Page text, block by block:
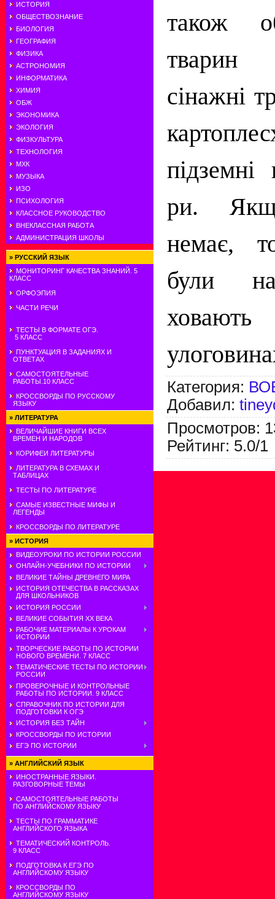
ИСТОРИЯ
ОБЩЕСТВОЗНАНИЕ
БИОЛОГИЯ
ГЕОГРАФИЯ
ФИЗИКА
АСТРОНОМИЯ
ИНФОРМАТИКА
ХИМИЯ
ОБЖ
ЭКОНОМИКА
ЭКОЛОГИЯ
ФИЗКУЛЬТУРА
ТЕХНОЛОГИЯ
МХК
МУЗЫКА
ИЗО
ПСИХОЛОГИЯ
КЛАССНОЕ РУКОВОДСТВО
ВНЕКЛАССНАЯ РАБОТА
АДМИНИСТРАЦИЯ ШКОЛЫ
» РУССКИЙ ЯЗЫК
МОНИТОРИНГ КАЧЕСТВА ЗНАНИЙ. 5
КЛАСС
ОРФОЭПИЯ
ЧАСТИ РЕЧИ
ТЕСТЫ В ФОРМАТЕ ОГЭ.
5 КЛАСС
ПУНКТУАЦИЯ В ЗАДАНИЯХ И
ОТВЕТАХ
САМОСТОЯТЕЛЬНЫЕ
РАБОТЫ.10 КЛАСС
КРОССВОРДЫ ПО РУССКОМУ
ЯЗЫКУ
» ЛИТЕРАТУРА
ВЕЛИЧАЙШИЕ КНИГИ ВСЕХ
ВРЕМЕН И НАРОДОВ
КОРИФЕИ ЛИТЕРАТУРЫ
ЛИТЕРАТУРА В СХЕМАХ И
ТАБЛИЦАХ
ТЕСТЫ ПО ЛИТЕРАТУРЕ
САМЫЕ ИЗВЕСТНЫЕ МИФЫ И
ЛЕГЕНДЫ
КРОССВОРДЫ ПО ЛИТЕРАТУРЕ
» ИСТОРИЯ
ВИДЕОУРОКИ ПО ИСТОРИИ РОССИИ
ОНЛАЙН-УЧЕБНИКИ ПО ИСТОРИИ
ВЕЛИКИЕ ТАЙНЫ ДРЕВНЕГО МИРА
ИСТОРИЯ ОТЕЧЕСТВА В РАССКАЗАХ
ДЛЯ ШКОЛЬНИКОВ
ИСТОРИЯ РОССИИ
ВЕЛИКИЕ СОБЫТИЯ ХХ ВЕКА
РАБОЧИЕ МАТЕРИАЛЫ К УРОКАМ
ИСТОРИИ
ТВОРЧЕСКИЕ РАБОТЫ ПО ИСТОРИИ
НОВОГО ВРЕМЕНИ. 7 КЛАСС
ТЕМАТИЧЕСКИЕ ТЕСТЫ ПО ИСТОРИИ
РОССИИ
ПРОВЕРОЧНЫЕ И КОНТРОЛЬНЫЕ
РАБОТЫ ПО ИСТОРИИ. 9 КЛАСС
СПРАВОЧНИК ПО ИСТОРИИ ДЛЯ
ПОДГОТОВКИ К ОГЭ
ИСТОРИЯ БЕЗ ТАЙН
КРОССВОРДЫ ПО ИСТОРИИ
ЕГЭ ПО ИСТОРИИ
» АНГЛИЙСКИЙ ЯЗЫК
ИНОСТРАННЫЕ ЯЗЫКИ.
РАЗГОВОРНЫЕ ТЕМЫ
САМОСТОЯТЕЛЬНЫЕ РАБОТЫ
ПО АНГЛИЙСКОМУ ЯЗЫКУ
ТЕСТЫ ПО ГРАММАТИКЕ
АНГЛИЙСКОГО ЯЗЫКА
ТЕМАТИЧЕСКИЙ КОНТРОЛЬ.
9 КЛАСС
ПОДГОТОВКА К ЕГЭ ПО
АНГЛИЙСКОМУ ЯЗЫКУ
КРОССВОРДЫ ПО
АНГЛИЙСКОМУ ЯЗЫКУ
також
тварин
сінажні
ри.
немає,
були
Категория:
Добавил:
Просмотров:
Рейтинг: 5.0/1